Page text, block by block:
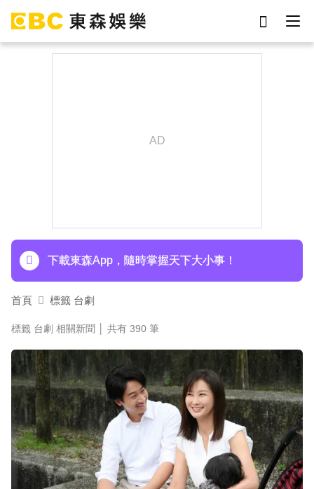
下載東森App，隨時掌握天下大小事！
首頁 標籤 台劇
標籤 台劇 相關新聞 │ 共有 390 筆